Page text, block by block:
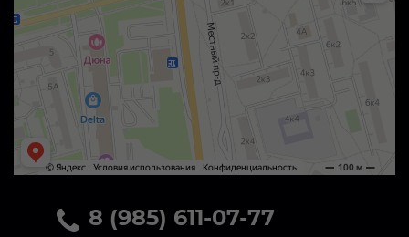
8 (985) 611-07-77